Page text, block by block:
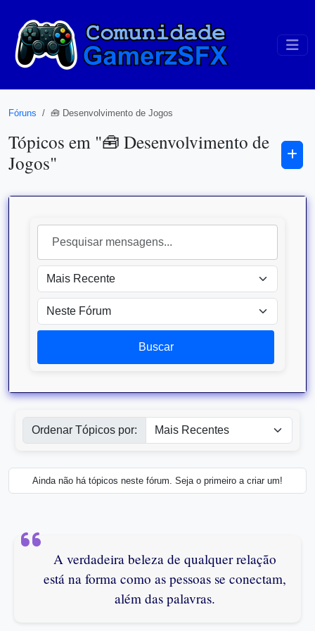
Fóruns 🧰 Desenvolvimento de Jogos
Tópicos em "🧰 Desenvolvimento de
Jogos"
Buscar
Ordenar Tópicos por:
Ainda não há tópicos neste fórum. Seja o primeiro a criar um!
A verdadeira beleza de qualquer relação
está na forma como as pessoas se conectam,
além das palavras.